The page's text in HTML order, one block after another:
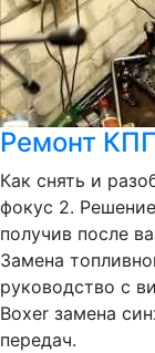
Ремонт
Как снять и
фокус 2.
получив после
Замена
руководство с
Boxer замена
передач.